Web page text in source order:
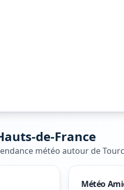
de-France
météo autour de
Météo